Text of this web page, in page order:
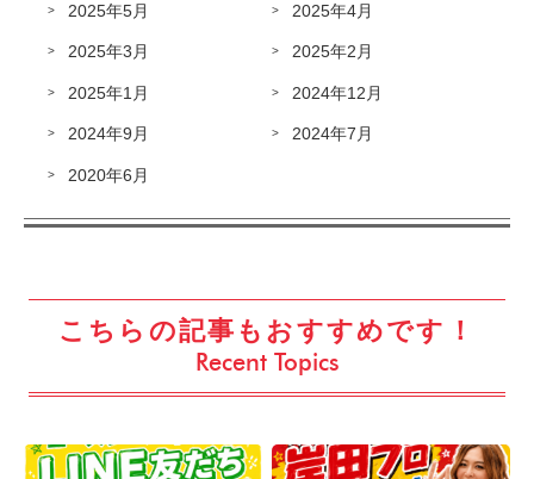
2025年5月 2025年4月
2025年3月 2025年2月
2025年1月 2024年12月
2024年9月 2024年7月
2020年6月
こちらの記事もおすすめです！
Recent Topics